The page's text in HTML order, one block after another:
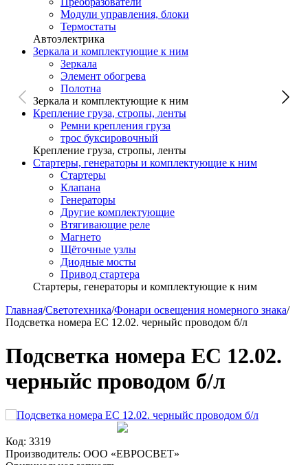
Модули управления, блоки
Термостаты
Автоэлектрика
Зеркала и комплектующие к ним
Зеркала
Элемент обогрева
Полотна
Зеркала и комплектующие к ним
Крепление груза, стропы, ленты
Ремни крепления груза
трос буксировочный
Крепление груза, стропы, ленты
Стартеры, генераторы и комплектующие к ним
Стартеры
Клапана
Генераторы
Другие комплектующие
Втягивающие реле
Магнето
Щёточные узлы
Диодные мосты
Привод стартера
Стартеры, генераторы и комплектующие к ним
Главная/Светотехника/Фонари освещения номерного знака/
Подсветка номера ЕС 12.02. черныйс проводом б/л
Подсветка номера ЕС 12.02.
черныйс проводом б/л
Код: 3319
Производитель: ООО «ЕВРОСВЕТ»